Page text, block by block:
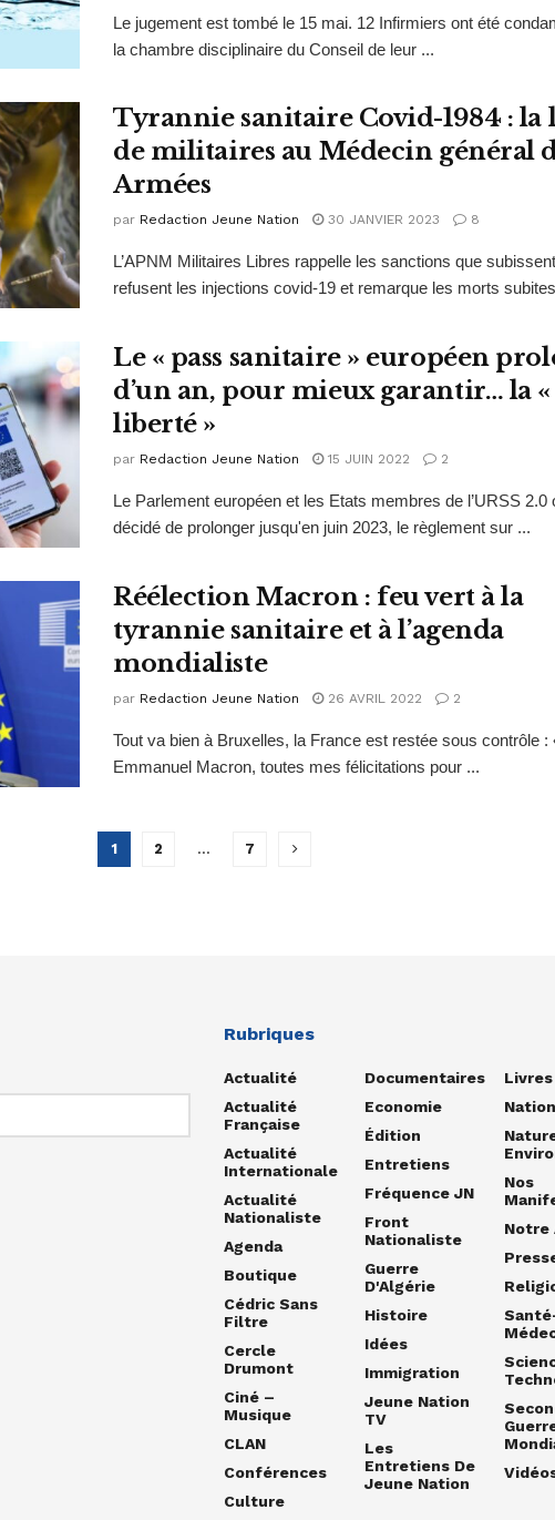
Le jugement est tombé le 15 mai. 12 Infirmiers ont été
la chambre disciplinaire du Conseil de leur ...
Tyrannie sanitaire Covid-1984 : la
de militaires au Médecin général
Armées
par Redaction Jeune Nation 30 JANVIER 2023 8
L’APNM Militaires Libres rappelle les sanctions que
refusent les injections covid-19 et remarque les morts
Le « pass sanitaire » européen
d’un an, pour mieux garantir… la «
liberté »
par Redaction Jeune Nation 15 JUIN 2022 2
Le Parlement européen et les Etats membres de l’URSS 2.0
décidé de prolonger jusqu'en juin 2023, le règlement sur ...
Réélection Macron : feu vert à la
tyrannie sanitaire et à l’agenda
mondialiste
par Redaction Jeune Nation 26 AVRIL 2022 2
Tout va bien à Bruxelles, la France est restée sous contrôle :
Emmanuel Macron, toutes mes félicitations pour ...
1 2 … 7
Rubriques
Actualité
Actualité
Française
Actualité
Internationale
Actualité
Nationaliste
Agenda
Boutique
Cédric Sans
Filtre
Cercle
Drumont
Ciné –
Musique
CLAN
Conférences
Culture
Documentaires
Economie
Édition
Entretiens
Fréquence JN
Front
Nationaliste
Guerre
D'Algérie
Histoire
Idées
Immigration
Jeune Nation
TV
Les
Entretiens De
Jeune Nation
Livres
Nos
Notre